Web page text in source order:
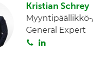
Kristian Schrey
General Expert
S